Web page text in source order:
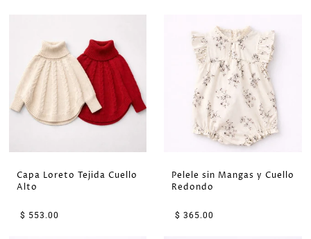
Capa Loreto Tejida Cuello
Alto
$ 553.00
Pelele sin Mangas y Cuello
Redondo
$ 365.00